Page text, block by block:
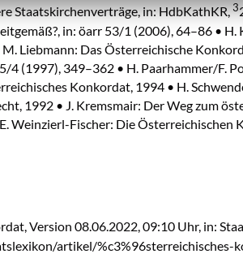
Staatskirchenverträge, in: HdbKathKR,3
in: öarr 53/1 (2006), 64–86 • H.
Liebmann: Das Österreichische
4 (1997), 349–362 • H. Paarhammer/F.
Konkordat, 1994 • H.
1992 • J. Kremsmair: Der Weg zum
Weinzierl-Fischer: Die Österreichischen
Version 08.06.2022, 09:10 Uhr, in:
artikel/%c3%96sterreichisches-